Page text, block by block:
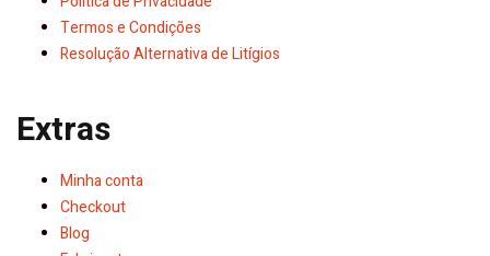
Termos e Condições
Resolução Alternativa de Litígios
Extras
Minha conta
Checkout
Blog